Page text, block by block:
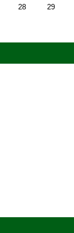
28
29